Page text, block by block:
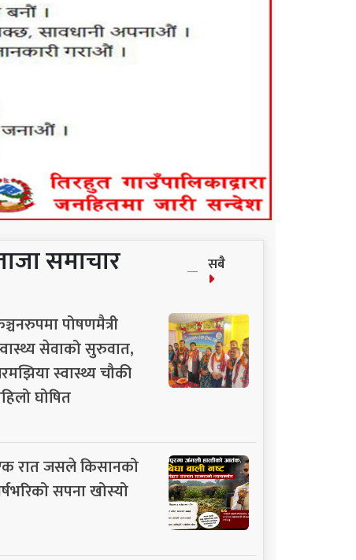
समाचार सबै
पोषणमैत्री
सेवाको सुरुवात,
स्वास्थ्य चौकी
घोषित
रात जसले किसानको
सपना खोस्यो